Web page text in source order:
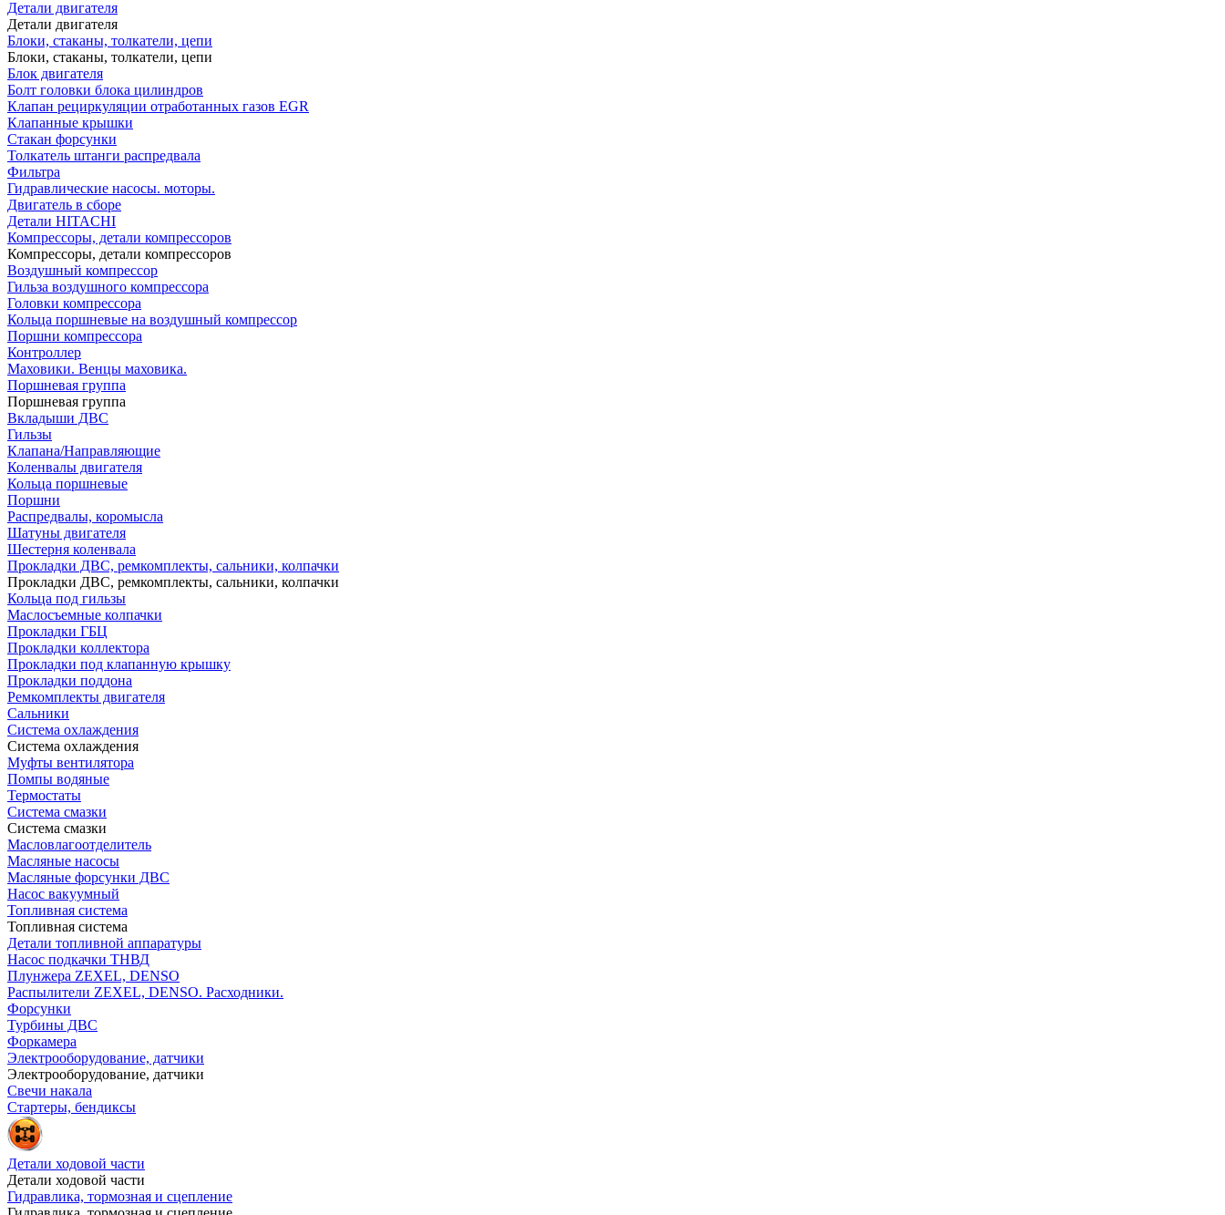
Детали двигателя
Детали двигателя
Блоки, стаканы, толкатели, цепи
Блоки, стаканы, толкатели, цепи
Блок двигателя
Болт головки блока цилиндров
Клапан рециркуляции отработанных газов EGR
Клапанные крышки
Стакан форсунки
Толкатель штанги распредвала
Фильтра
Гидравлические насосы. моторы.
Двигатель в сборе
Детали HITACHI
Компрессоры, детали компрессоров
Компрессоры, детали компрессоров
Воздушный компрессор
Гильза воздушного компрессора
Головки компрессора
Кольца поршневые на воздушный компрессор
Поршни компрессора
Контроллер
Маховики. Венцы маховика.
Поршневая группа
Поршневая группа
Вкладыши ДВС
Гильзы
Клапана/Направляющие
Коленвалы двигателя
Кольца поршневые
Поршни
Распредвалы, коромысла
Шатуны двигателя
Шестерня коленвала
Прокладки ДВС, ремкомплекты, сальники, колпачки
Прокладки ДВС, ремкомплекты, сальники, колпачки
Кольца под гильзы
Маслосъемные колпачки
Прокладки ГБЦ
Прокладки коллектора
Прокладки под клапанную крышку
Прокладки поддона
Ремкомплекты двигателя
Сальники
Система охлаждения
Система охлаждения
Муфты вентилятора
Помпы водяные
Термостаты
Система смазки
Система смазки
Масловлагоотделитель
Масляные насосы
Масляные форсунки ДВС
Насос вакуумный
Топливная система
Топливная система
Детали топливной аппаратуры
Насос подкачки ТНВД
Плунжера ZEXEL, DENSO
Распылители ZEXEL, DENSO. Расходники.
Форсунки
Турбины ДВС
Форкамера
Электрооборудование, датчики
Электрооборудование, датчики
Свечи накала
Стартеры, бендиксы
Детали ходовой части
Детали ходовой части
Гидравлика, тормозная и сцепление